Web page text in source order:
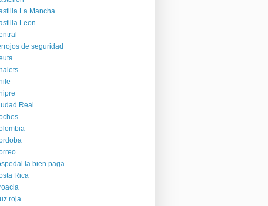
La Mancha
Leon
de seguridad
Real
la bien paga
Rica
roja